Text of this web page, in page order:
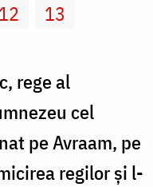
12 13
rege al
cel
pe Avraam, pe
regilor şi l-